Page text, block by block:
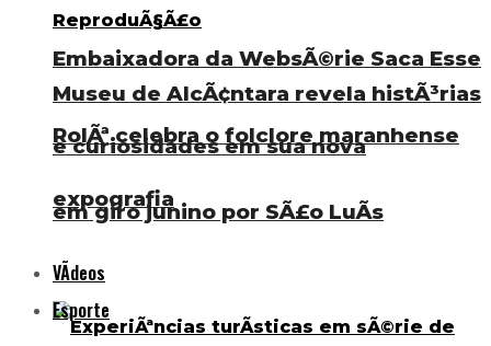
Museu de AlcÃ¢ntara revela histÃ³rias
e curiosidades em sua nova
expografia
VÃ­deos
Embaixadora da WebsÃ©rie Saca Esse
RolÃª celebra o folclore maranhense
em giro junino por SÃ£o LuÃ­s
Esporte